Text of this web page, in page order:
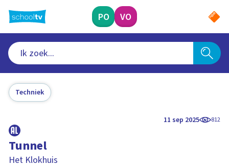
naar
hoofdinhoud
PO VO
Techniek
11 sep 2025 812
Tunnel
Het Klokhuis